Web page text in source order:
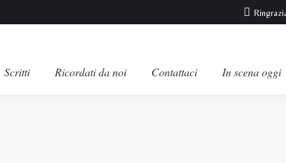
Scritti Ricordati da noi Contattaci In scena oggi